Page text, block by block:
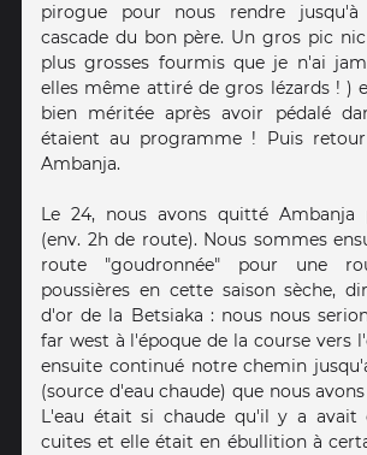
pirogue pour nous rendre
cascade du bon père. Un gros pic
plus grosses fourmis que je n'ai
elles même attiré de gros lézards ! )
bien méritée après avoir pédalé
étaient au programme ! Puis
Ambanja.
Le 24, nous avons quitté Ambanja
(env. 2h de route). Nous sommes
route "goudronnée" pour une
poussières en cette saison sèche,
d'or de la Betsiaka : nous nous
far west à l'époque de la course vers
ensuite continué notre chemin
(source d'eau chaude) que nous
L'eau était si chaude qu'il y a avait
cuites et elle était en ébullition à